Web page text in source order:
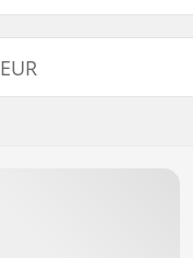
:
Plateforme :